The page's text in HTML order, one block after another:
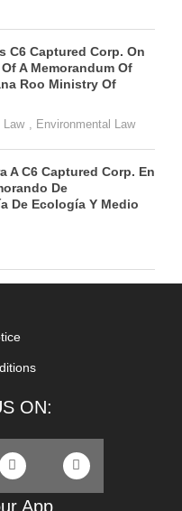
C6 Captured Corp. On
A Memorandum Of
Roo Ministry Of
Law Environmental Law
A C6 Captured Corp. En
De
De Ecología Y Medio
ON:
App